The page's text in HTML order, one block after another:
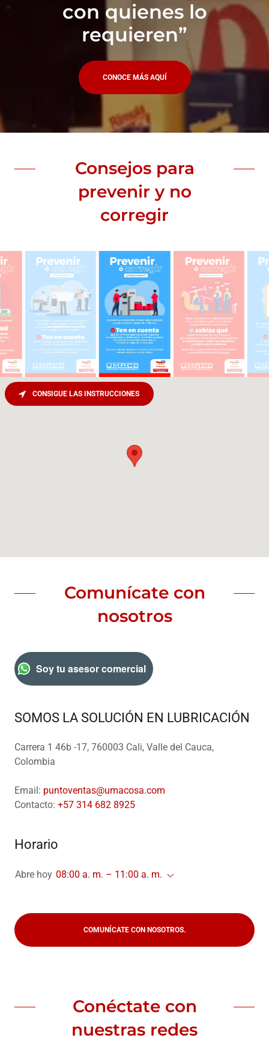
con quienes lo
requieren”
CONOCE MÁS AQUÍ
Consejos para
prevenir y no
corregir
Comunícate con
nosotros
Soy tu asesor comercial
SOMOS LA SOLUCIÓN EN LUBRICACIÓN
Carrera 1 46b -17, 760003 Cali, Valle del Cauca,
Colombia
Email: puntoventas@umacosa.com
Contacto: +57 314 682 8925
Horario
Abre hoy 08:00 a. m. – 11:00 a. m.
COMUNÍCATE CON NOSOTROS.
CONSIGUE LAS INSTRUCCIONES
Conéctate con
nuestras redes